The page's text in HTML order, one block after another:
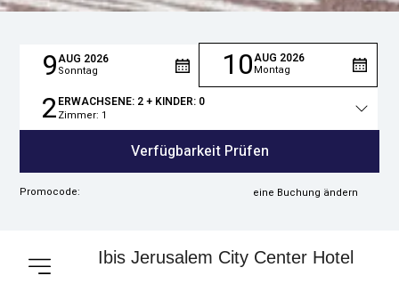
9AUG 2026
Sonntag 10AUG 2026
Montag
Gesamtzahl
2ERWACHSENE: 2+ KINDER: 0
Zimmer: 1
Promocode: eine Buchung ändern
Verfügbarkeit Prüfen
Ibis Jerusalem City Center Hotel